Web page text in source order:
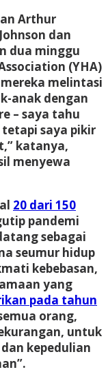
Arthur
dan
dua minggu
(YHA)
melintasi
anak dengan
– saya tahu
saya pikir
katanya,
menyewa
20 dari 150
pandemi
sebagai
seumur hidup
kebebasan,
yang
pada tahun
orang,
untuk
kepedulian